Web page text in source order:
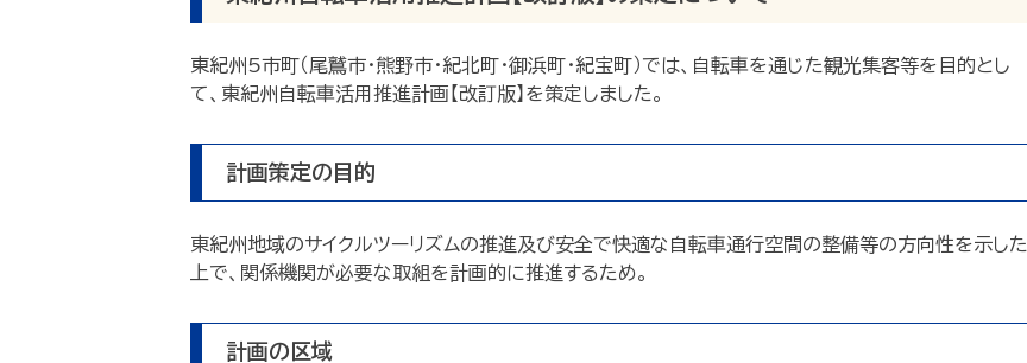
東紀州5市町（尾鷲市・熊野市・紀北町・御浜町・紀宝町）では、自転車を通じた観光集客等を目的とし
て、東紀州自転車活用推進計画【改訂版】を策定しました。
計画策定の目的
東紀州地域のサイクルツーリズムの推進及び安全で快適な自転車通行空間の整備等の方向性を示した
上で、関係機関が必要な取組を計画的に推進するため。
計画の区域